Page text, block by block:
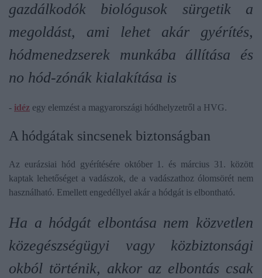
gazdálkodók biológusok sürgetik a
megoldást, ami lehet akár gyérítés,
hódmenedzserek munkába állítása és
no hód-zónák kialakítása is
- idéz egy elemzést a magyarországi hódhelyzetről a HVG.
A hódgátak sincsenek biztonságban
Az eurázsiai hód gyérítésére október 1. és március 31. között
kaptak lehetőséget a vadászok, de a vadászathoz ólomsörét nem
használható. Emellett engedéllyel akár a hódgát is elbontható.
Ha a hódgát elbontása nem közvetlen
közegészségügyi vagy közbiztonsági
okból történik, akkor az elbontás csak